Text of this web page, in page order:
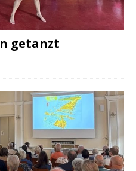
getanzt